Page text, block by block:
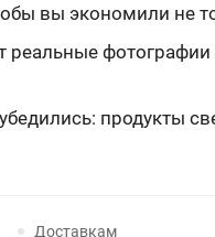
вы экономили не
фотографии
продукты
Доставкам